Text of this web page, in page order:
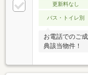
更新料なし
バス・トイレ別
お電話でのご
典該当物件！